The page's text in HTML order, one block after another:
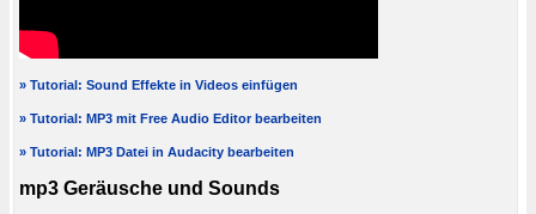
» Tutorial: Sound Effekte in Videos einfügen
» Tutorial: MP3 mit Free Audio Editor bearbeiten
» Tutorial: MP3 Datei in Audacity bearbeiten
mp3 Geräusche und Sounds